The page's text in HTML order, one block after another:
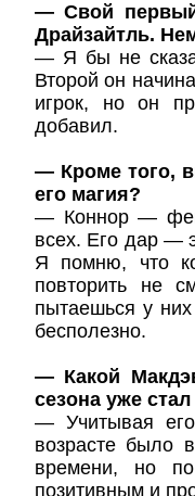
— Свой
Драйзайтль.
— Я бы не
Второй он
игрок, но он
добавил.
— Кроме того,
его магия?
— Коннор —
всех. Его дар —
Я помню, что
повторить не
пытаешься у
бесполезно.
— Какой
сезона уже
— Учитывая его
возрасте было
времени, но
позитивным и